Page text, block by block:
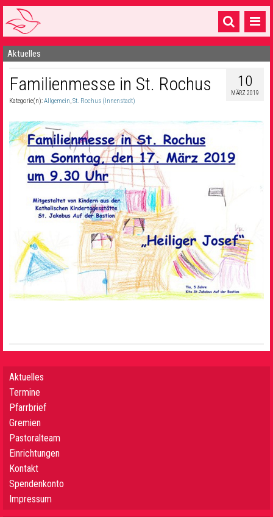
Startseite
1 Pfarrei
16 Gemeinden & mehr
Gottesdienste & Sinnsuche
Sakramente & Feste
Gemeinschaft & Soziales
Musik& Kultur
Seelsorge & Kontakt
Aktuelles
10
MÄRZ 2019
Familienmesse in St. Rochus
Kategorie(n):Allgemein,St. Rochus (Innenstadt)
Aktuelles
Termine
Pfarrbrief
Gremien
Pastoralteam
Einrichtungen
Kontakt
Spendenkonto
Impressum